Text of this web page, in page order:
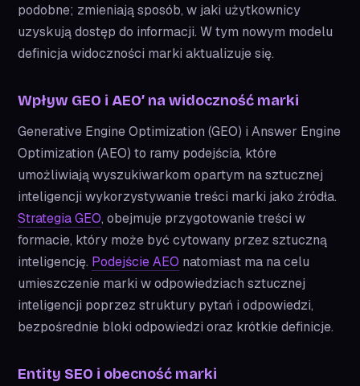
podobne; zmieniają sposób, w jaki użytkownicy
uzyskują dostęp do informacji. W tym nowym modelu
definicja widoczności marki aktualizuje się.
Wpływ GEO i AEO’ na widoczność marki
Generative Engine Optimization (GEO) i Answer Engine
Optimization (AEO) to ramy podejścia, które
umożliwiają wyszukiwarkom opartym na sztucznej
inteligencji wykorzystywanie treści marki jako źródła.
Strategia GEO, obejmuje przygotowanie treści w
formacie, który może być cytowany przez sztuczną
inteligencję. Podejście AEO natomiast ma na celu
umieszczenie marki w odpowiedziach sztucznej
inteligencji poprzez struktury pytań i odpowiedzi,
bezpośrednie bloki odpowiedzi oraz krótkie definicje.
Entity SEO i obecność marki